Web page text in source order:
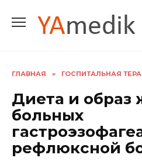
содержанию
ГЛАВНАЯ » ГОСПИТАЛЬНАЯ
Диета и образ
больных
рефлюксной